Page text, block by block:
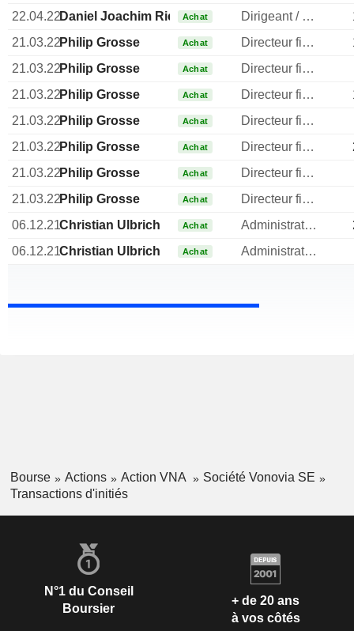
22.04.22Daniel Joachim RiedlAchat Dirigeant / cadre principal
21.03.22Philip Grosse Achat Directeur financier
21.03.22Philip Grosse Achat
Directeur financier
21.03.22Philip Grosse Achat Directeur financier
21.03.22Philip Grosse Achat
Directeur financier
21.03.22Philip Grosse Achat Directeur financier
21.03.22Philip Grosse Achat
Directeur financier
21.03.22Philip Grosse Achat
Directeur financier
06.12.21Christian Ulbrich Achat Administrateur
06.12.21Christian Ulbrich Achat Administrateur
Bourse Actions Action VNA
Société Vonovia SE
Transactions d'initiés
N°1 du Conseil
Boursier
+ de 20 ans
à vos côtés